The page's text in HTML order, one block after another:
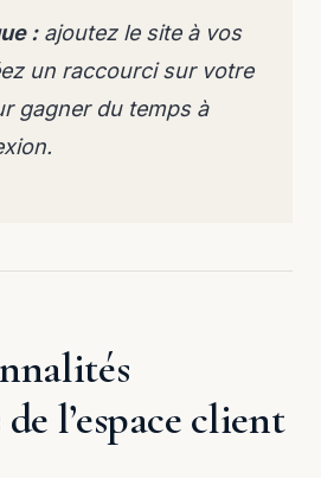
:ajoutez le site à vos
un raccourci sur votre
gagner du temps à
l’espace client